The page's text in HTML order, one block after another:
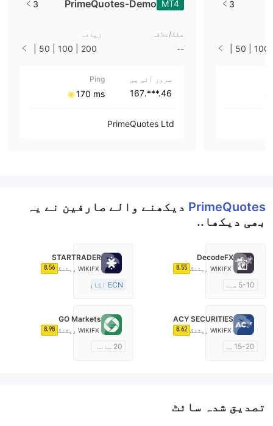
MT4
PrimeQuotes-Demo
3
ملک/علاقہ
--
زیادہ
سرور آئی پی
46.***.167
Ping
170 ms
PrimeQuotes Ltd
3
PrimeQuotes دیکھنے والے صارفین نے یہ
بھی دیکھا..
DecodeFX
WIKIFX ریٹنگ 8.55
5-10 سال
مین ٹائٹل MT4
STARTRADER
WIKIFX ریٹنگ 8.56
ECN اکاؤنٹ
مارکیٹ سازی کا لائسنس (MM)
ACY SECURITIES
WIKIFX ریٹنگ 8.62
15-20 سال
GO Markets
WIKIFX ریٹنگ 8.98
20 سال سے زائد
تصدیق شدہ سائٹ